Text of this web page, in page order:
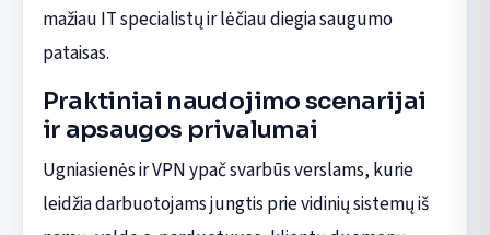
mažiau IT specialistų ir lėčiau diegia saugumo
pataisas.
Praktiniai naudojimo scenarijai
ir apsaugos privalumai
Ugniasienės ir VPN ypač svarbūs verslams, kurie
leidžia darbuotojams jungtis prie vidinių sistemų iš